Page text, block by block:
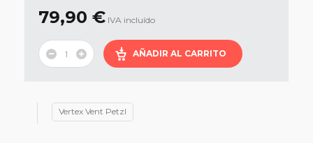
79,90 € IVA incluído
AÑADIR AL CARRITO
Vertex Vent Petzl